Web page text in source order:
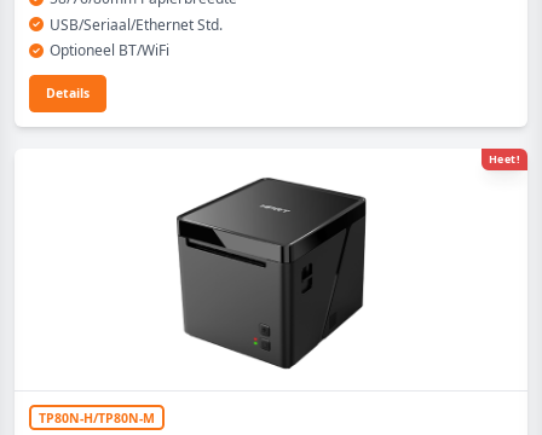
USB/Seriaal/Ethernet Std.
Optioneel BT/WiFi
Details
Heet!
TP80N-H/TP80N-M